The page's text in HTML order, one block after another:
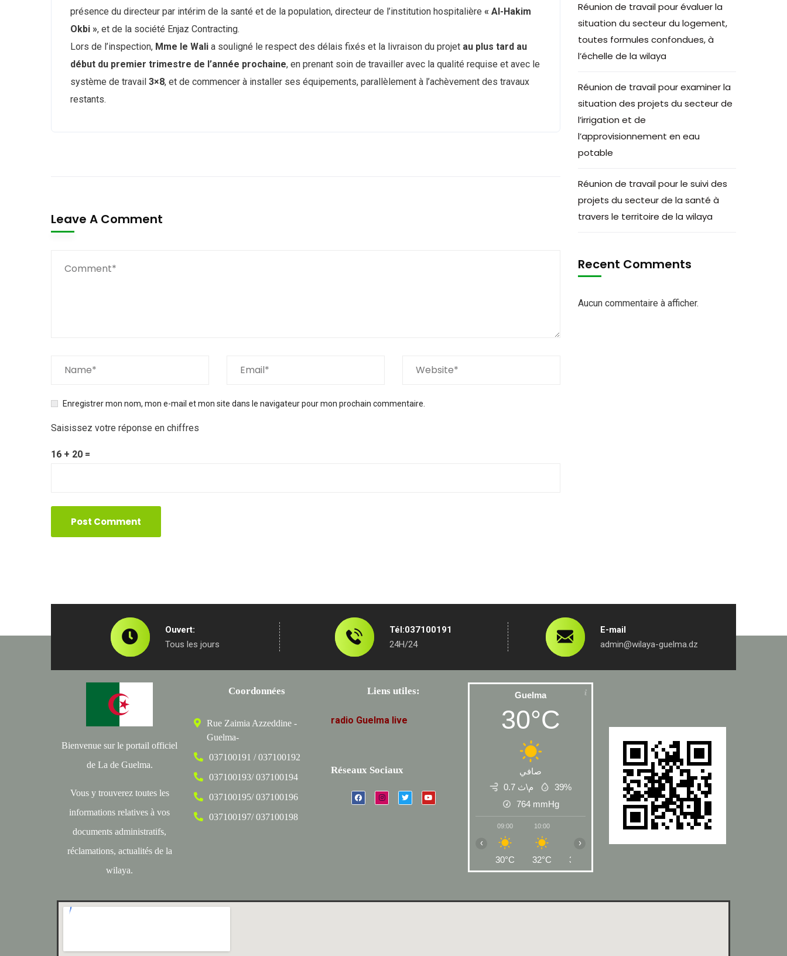
présence du directeur par intérim de la santé et de la population, directeur de l’institution hospitalière « Al-Hakim
Okbi », et de la société Enjaz Contracting.
Lors de l’inspection, Mme le Wali a souligné le respect des délais fixés et la livraison du projet au plus tard au
début du premier trimestre de l’année prochaine, en prenant soin de travailler avec la qualité requise et avec le
système de travail 3×8, et de commencer à installer ses équipements, parallèlement à l’achèvement des travaux
restants.
Leave A Comment
Enregistrer mon nom, mon e-mail et mon site dans le navigateur pour mon prochain commentaire.
Saisissez votre réponse en chiffres
16 + 20 =
Réunion de travail pour évaluer la
situation du secteur du logement,
toutes formules confondues, à
l’échelle de la wilaya
Réunion de travail pour examiner la
situation des projets du secteur de
l’irrigation et de
l’approvisionnement en eau
potable
Réunion de travail pour le suivi des
projets du secteur de la santé à
travers le territoire de la wilaya
Recent Comments
Aucun commentaire à afficher.
Ouvert:
Tous les jours
Tél:037100191
24H/24
E-mail
admin@wilaya-guelma.dz
Bienvenue sur le portail officiel
de La de Guelma.
Vous y trouverez toutes les
informations relatives à vos
documents administratifs,
réclamations, actualités de la
wilaya.
Coordonnées
Rue Zaimia Azzeddine -
Guelma-
037100191 / 037100192
037100193/ 037100194
037100195/ 037100196
037100197/ 037100198
Liens utiles:
radio Guelma live
Réseaux Sociaux
Guelma
30°C
صافي
0.7 م\ث
39%
764 mmHg
09:00
30°C
10:00
32°C 34°C
14:00
‹ ›